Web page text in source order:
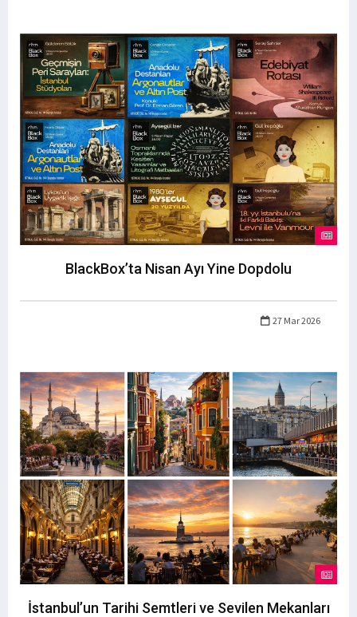
BlackBox’ta Nisan Ayı Yine Dopdolu
27 Mar 2026
İstanbul’un Tarihi Semtleri ve Sevilen Mekanları